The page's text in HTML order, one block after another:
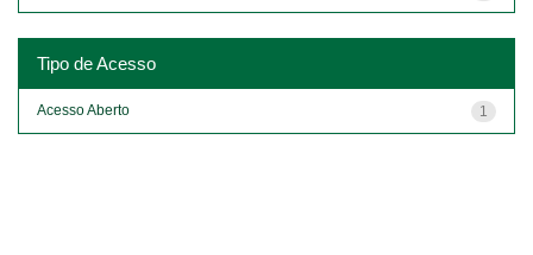
Tipo de Acesso
1
Acesso Aberto